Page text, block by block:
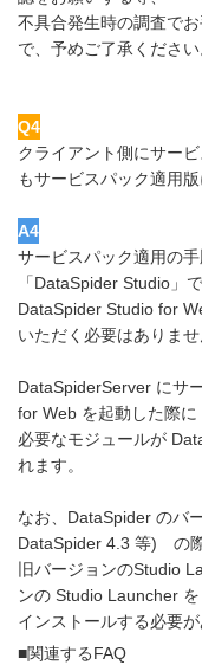
不具合発生時の調査で
で、予めご了承ください
Q4
クライアント側にサー
もサービスパック適用
A4
サービスパック適用の
「DataSpider Studio」で
DataSpider Studio for
いただく必要はありませ
DataSpiderServer にサ
for Web を起動した際に
必要なモジュールが
れます。
なお、DataSpider のバ
DataSpider 4.3 等) の際
旧バージョンのStudio
ンの Studio Launcher を
インストールする必要が
■関連するFAQ